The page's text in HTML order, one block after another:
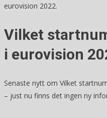
eurovision 2022.
Vilket
i eurovision
Senaste nytt om Vilket
– just nu finns det ingen ny